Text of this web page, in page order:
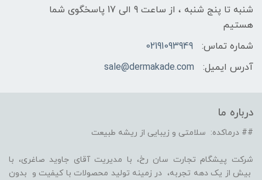
شنبه تا پنج شنبه ، از ساعت 9 الی 17 پاسخگوی شما
هستیم
شماره تماس:
02191093949
آدرس ایمیل:
sale@dermakade.com
درباره ما
## درماکده: سلامتی و زیبایی از ریشه طبیعت
شرکت پیشگام تجارت سان رخ، با مدیریت آقای جاوید صاغری، با
بیش از یک دهه تجربه، در زمینه تولید محصولات با کیفیت و بدون